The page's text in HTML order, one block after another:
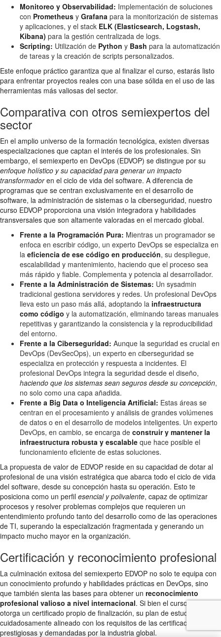
Monitoreo y Observabilidad: Implementación de soluciones
con Prometheus y Grafana para la monitorización de sistemas
y aplicaciones, y el stack ELK (Elasticsearch, Logstash,
Kibana) para la gestión centralizada de logs.
Scripting: Utilización de Python y Bash para la automatización
de tareas y la creación de scripts personalizados.
Este enfoque práctico garantiza que al finalizar el curso, estarás listo
para enfrentar proyectos reales con una base sólida en el uso de las
herramientas más valiosas del sector.
Comparativa con otros semiexpertos del
sector
En el amplio universo de la formación tecnológica, existen diversas
especializaciones que captan el interés de los profesionales. Sin
embargo, el semiexperto en DevOps (EDVOP) se distingue por su
enfoque holístico y su capacidad para generar un impacto
transformadoren el ciclo de vida del software. A diferencia de
programas que se centran exclusivamente en el desarrollo de
software, la administración de sistemas o la ciberseguridad, nuestro
curso EDVOP proporciona una visión integradora y habilidades
transversales que son altamente valoradas en el mercado global.
Frente a la Programación Pura: Mientras un programador se
enfoca en escribir código, un experto DevOps se especializa en
la eficiencia de ese código en producción, su despliegue,
escalabilidad y mantenimiento, haciendo que el proceso sea
más rápido y fiable. Complementa y potencia al desarrollador.
Frente a la Administración de Sistemas: Un sysadmin
tradicional gestiona servidores y redes. Un profesional DevOps
lleva esto un paso más allá, adoptando la infraestructura
como código y la automatización, eliminando tareas manuales
repetitivas y garantizando la consistencia y la reproducibilidad
del entorno.
Frente a la Ciberseguridad: Aunque la seguridad es crucial en
DevOps (DevSecOps), un experto en ciberseguridad se
especializa en protección y respuesta a incidentes. El
profesional DevOps integra la seguridad desde el diseño,
haciendo que los sistemas sean seguros desde su concepción,
no solo como una capa añadida.
Frente a Big Data o Inteligencia Artificial: Estas áreas se
centran en el procesamiento y análisis de grandes volúmenes
de datos o en el desarrollo de modelos inteligentes. Un experto
DevOps, en cambio, se encarga de construir y mantener la
infraestructura robusta y escalable que hace posible el
funcionamiento eficiente de estas soluciones.
La propuesta de valor de EDVOP reside en su capacidad de dotar al
profesional de una visión estratégica que abarca todo el ciclo de vida
del software, desde su concepción hasta su operación. Esto te
posiciona como un perfil esencial y polivalente, capaz de optimizar
procesos y resolver problemas complejos que requieren un
entendimiento profundo tanto del desarrollo como de las operaciones
de TI, superando la especialización fragmentada y generando un
impacto mucho mayor en la organización.
Certificación y reconocimiento profesional
La culminación exitosa del semiexperto EDVOP no solo te equipa con
un conocimiento profundo y habilidades prácticas en DevOps, sino
que también sienta las bases para obtener un reconocimiento
profesional valioso a nivel internacional. Si bien el curso EDVOP te
otorga un certificado propio de finalización, su plan de estudios está
cuidadosamente alineado con los requisitos de las certificaciones más
prestigiosas y demandadas por la industria global.